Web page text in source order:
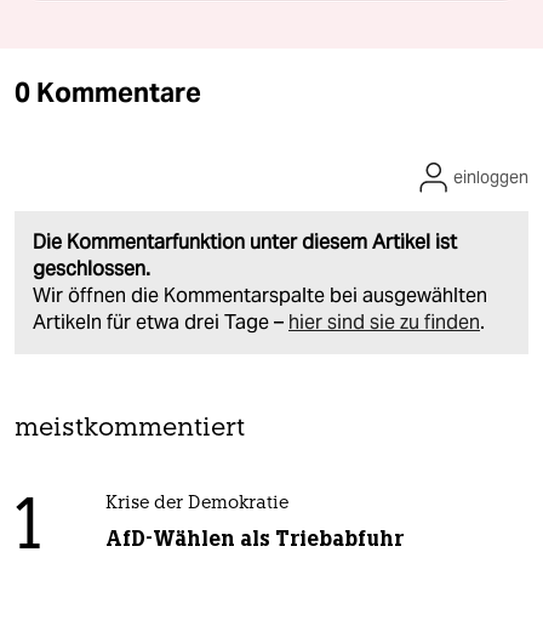
0 Kommentare
Die Kommentarfunktion unter diesem Artikel ist
geschlossen.
Wir öffnen die Kommentarspalte bei ausgewählten
Artikeln für etwa drei Tage – hier sind sie zu finden.
einloggen
meistkommentiert
1 Krise der Demokratie
AfD-Wählen als Triebabfuhr